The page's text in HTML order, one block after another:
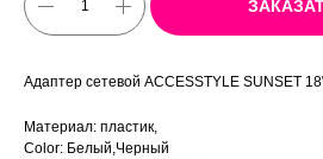
Адаптер сетевой ACCESSTYLE SUNSET
Материал: пластик,
Color: Белый,Черный